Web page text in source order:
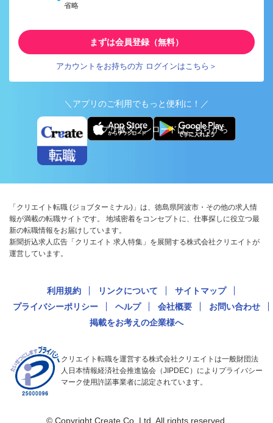
省略
まずは会員登録（無料）
アカウントをお持ちの方 ログインはこちら＞
＼アプリのご利用でもっと便利に！／
アプリ版ダウンロードはこちらから
「クリエイト転職 (ジョブターミナル)」は、徳島県阿波市・その他の求人情
報が満載の転職サイトです。 地域密着をコンセプトに、仕事探しに役立つ最
新の転職情報をお届けしています。
新聞折込求人広告「クリエイト 求人特集」を展開する株式会社クリエイトが
運営しています。
利用規約 リンクについて
サイトマップ
プライバシーポリシー
ヘルプ 会社概要
お問い合わせ
掲載をお考えの企業様へ
クリエイト転職を運営する株式会社クリエイトは一般財団法
人日本情報経済社会推進協会（JIPDEC）によりプライバシー
マーク使用許諾事業者に認定されています。
© Copyright Create Co.,Ltd. All rights reserved.